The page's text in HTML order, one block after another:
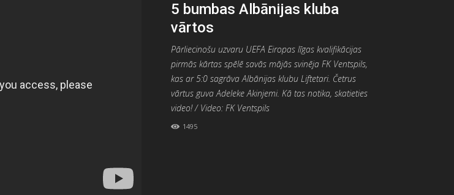
5 bumbas Albānijas kluba
vārtos
Pārliecinošu uzvaru UEFA Eiropas līgas kvalifikācijas
pirmās kārtas spēlē savās mājās svinēja FK Ventspils,
kas ar 5:0 sagrāva Albānijas klubu Liftetari. Četrus
vārtus guva Adeleke Akinjemi. Kā tas notika, skatieties
video! / Video: FK Ventspils
1495